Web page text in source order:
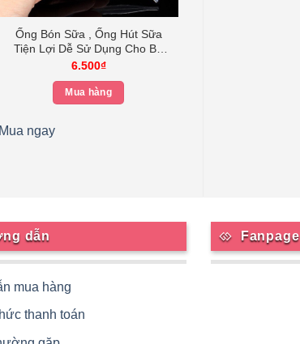
Ống Bón Sữa , Ống Hút Sữa
Tiện Lợi Dễ Sử Dụng Cho Bé
Yêu Loại 3ml
6.500₫
Mua hàng
Mua ngay
dẫn
mua hàng
thanh toán
Fanpage